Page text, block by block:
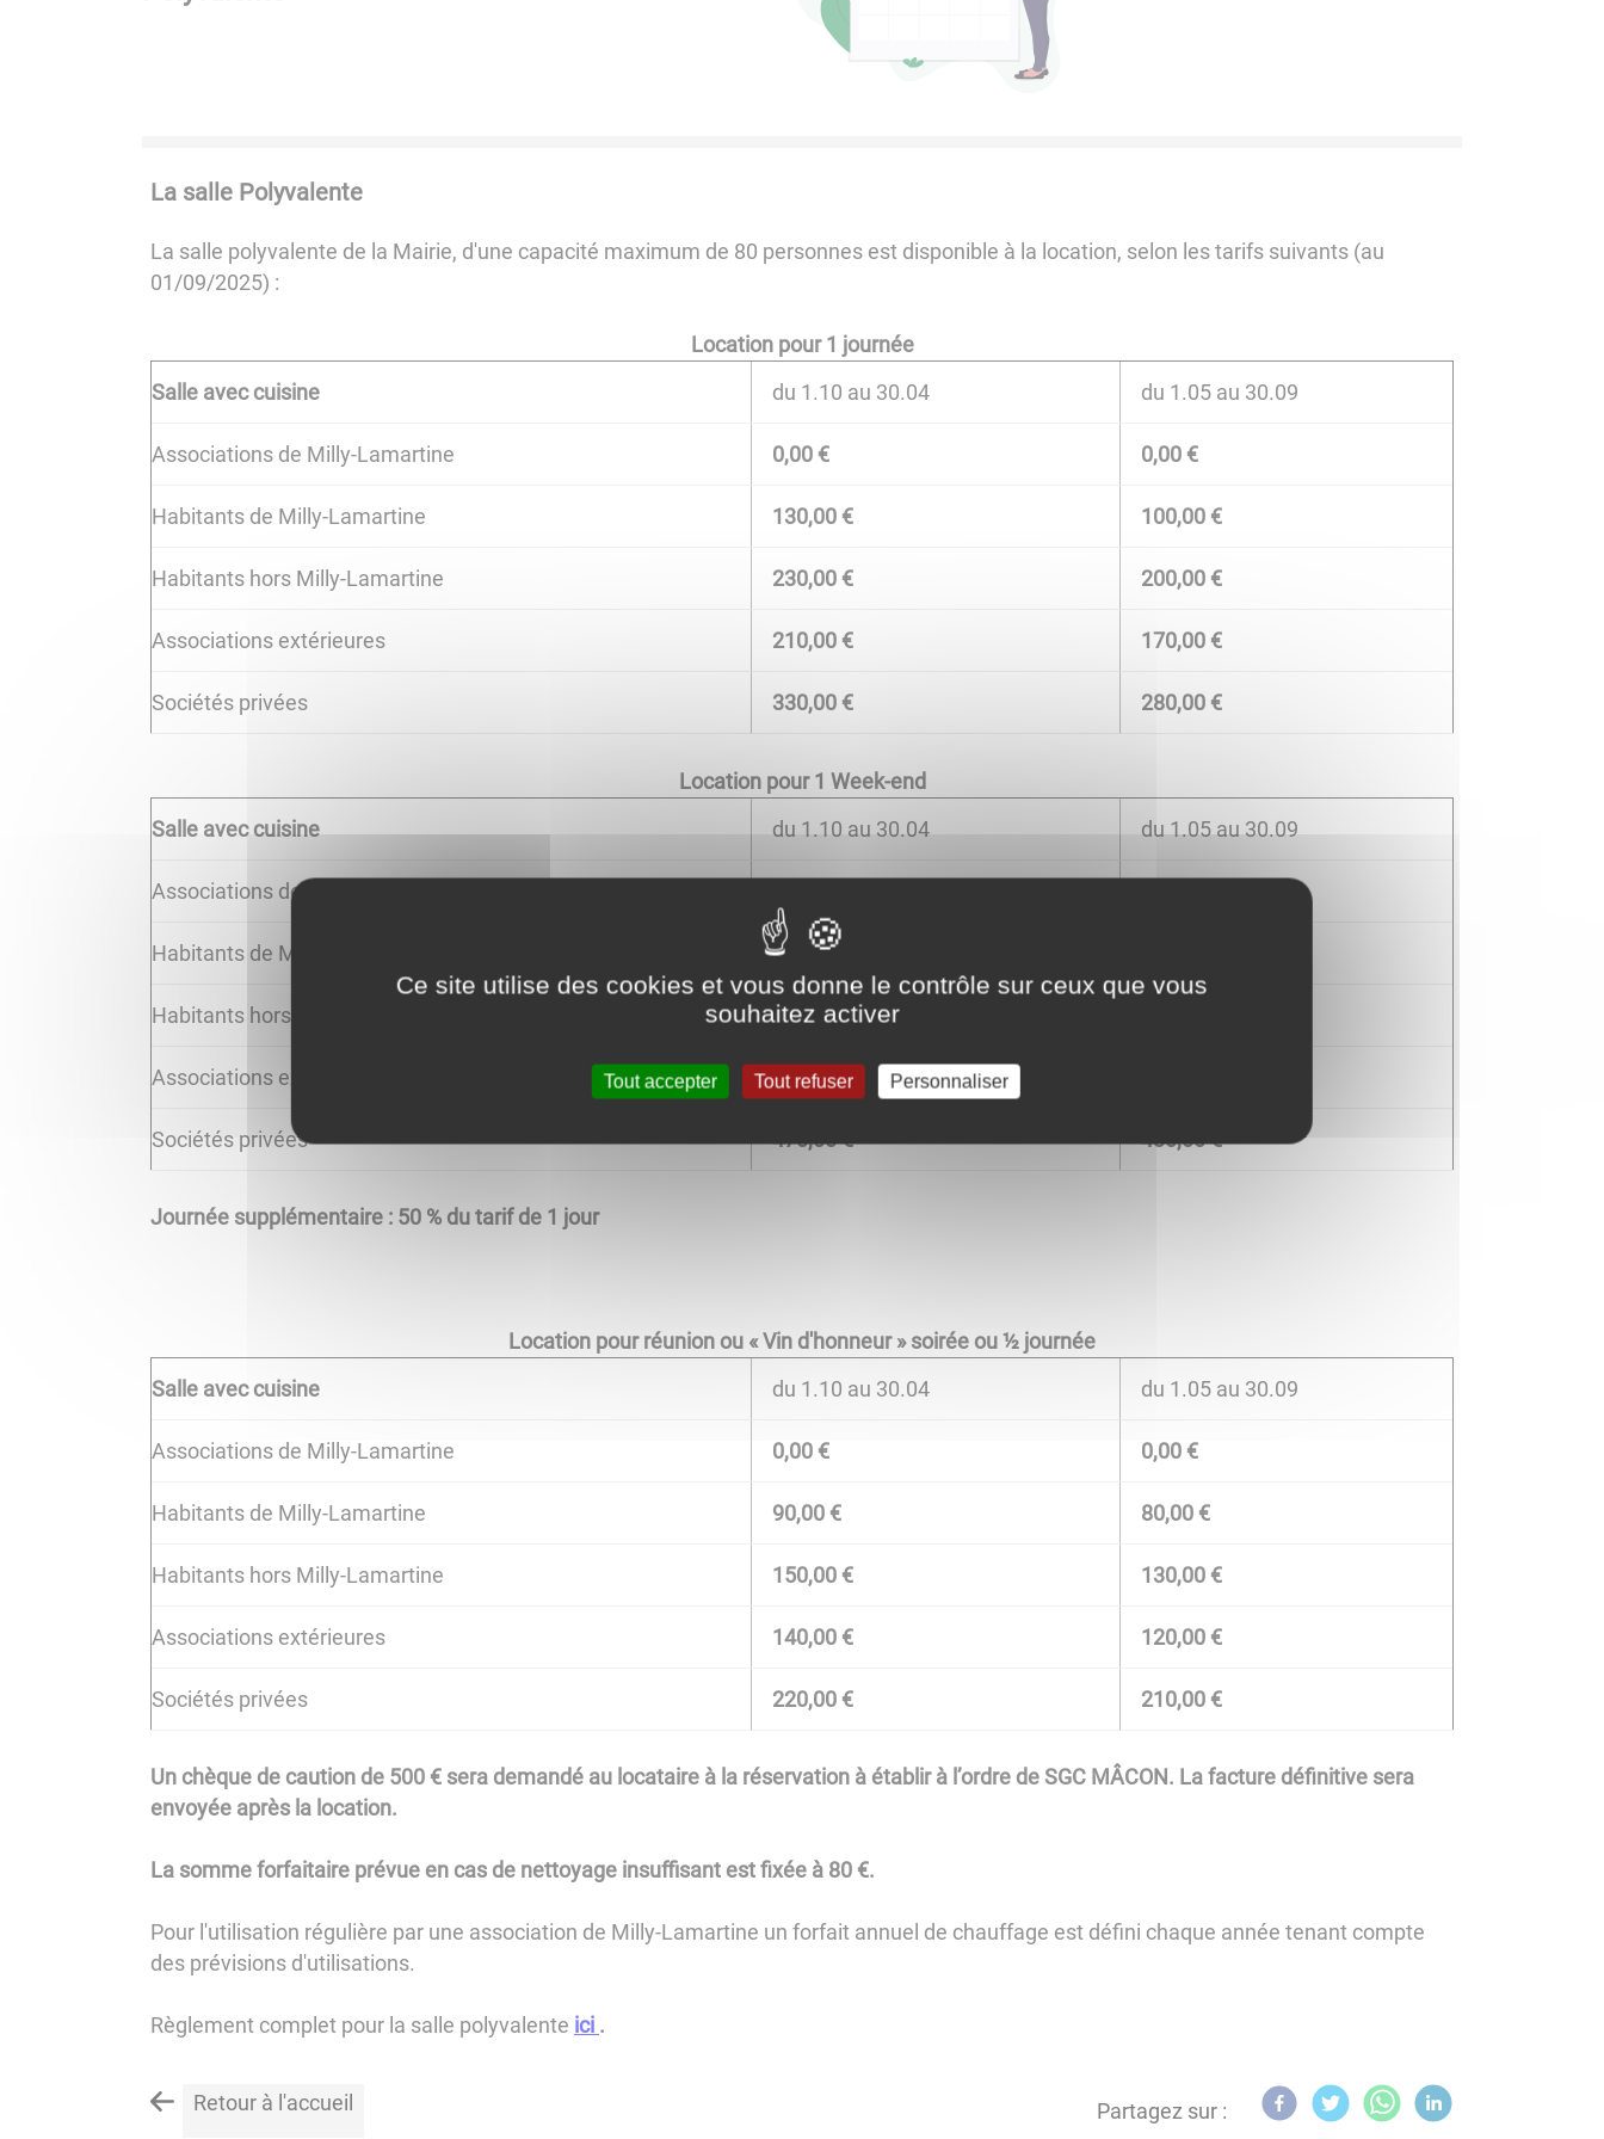
La salle Polyvalente
La salle polyvalente de la Mairie, d'une capacité maximum de 80 personnes est disponible à la location, selon les tarifs suivants (au
01/09/2025) :
Location pour 1 journée
Salle avec cuisine
du 1.10 au 30.04 du 1.05 au 30.09
Associations de Milly-Lamartine 0,00 € 0,00 €
Habitants de Milly-Lamartine 130,00 € 100,00 €
Habitants hors Milly-Lamartine 230,00 € 200,00 €
Associations extérieures 210,00 € 170,00 €
Sociétés privées 330,00 € 280,00 €
Location pour 1 Week-end
Salle avec cuisine
du 1.10 au 30.04 du 1.05 au 30.09
Associations de Milly-Lamartine
Habitants de Milly-Lamartine 210,00 €
Habitants hors Milly-Lamartine 340,00 €
Associations extérieures 290,00 €
Sociétés privées 470,00 € 430,00 €
Journée supplémentaire : 50 % du tarif de 1 jour
Location pour réunion ou « Vin d'honneur » soirée ou ½ journée
Salle avec cuisine
du 1.10 au 30.04 du 1.05 au 30.09
Associations de Milly-Lamartine 0,00 € 0,00 €
Habitants de Milly-Lamartine 90,00 € 80,00 €
Habitants hors Milly-Lamartine 150,00 € 130,00 €
Associations extérieures 140,00 € 120,00 €
Sociétés privées 220,00 € 210,00 €
Un chèque de caution de 500 € sera demandé au locataire à la réservation à établir à l’ordre de SGC MÂCON. La facture définitive sera
envoyée après la location.
La somme forfaitaire prévue en cas de nettoyage insuffisant est fixée à 80 €.
Pour l'utilisation régulière par une association de Milly-Lamartine un forfait annuel de chauffage est défini chaque année tenant compte
des prévisions d'utilisations.
Règlement complet pour la salle polyvalente ici .
Retour à l'accueil Partagez sur :
Ce site utilise des cookies et vous donne le contrôle sur ceux que vous
souhaitez activer
Tout accepter Tout refuser Personnaliser